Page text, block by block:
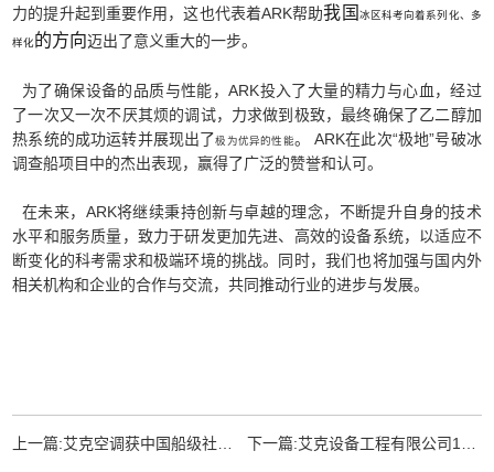
力的提升起到重要作用，这也代表着ARK帮助我国冰区科考向着系列化、多
样化的方向迈出了意义重大的一步。
为了确保设备的品质与性能，ARK投入了大量的精力与心血，经过
了一次又一次不厌其烦的调试，力求做到极致，最终确保了乙二醇加
热系统的成功运转并展现出了极为优异的性能。 ARK在此次“极地”号破冰
调查船项目中的杰出表现，赢得了广泛的赞誉和认可。
在未来，ARK将继续秉持创新与卓越的理念，不断提升自身的技术
水平和服务质量，致力于研发更加先进、高效的设备系统，以适应不
断变化的科考需求和极端环境的挑战。同时，我们也将加强与国内外
相关机构和企业的合作与交流，共同推动行业的进步与发展。
上一篇:艾克空调获中国船级社认可证书 下一篇:艾克设备工程有限公司15周年庆